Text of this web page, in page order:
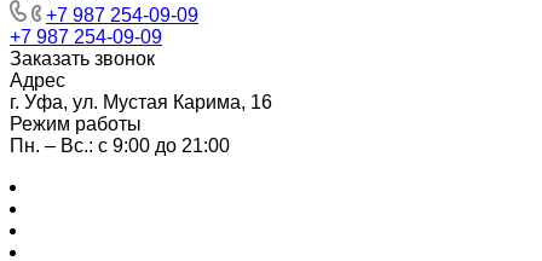
+7 987 254-09-09
+7 987 254-09-09
Заказать звонок
Адрес
г. Уфа, ул. Мустая Карима, 16
Режим работы
Пн. – Вс.: с 9:00 до 21:00